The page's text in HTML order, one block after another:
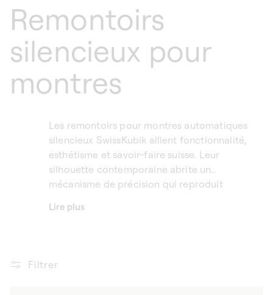
Remontoirs
silencieux pour
montres
Les remontoirs pour montres automatiques
silencieux SwissKubik allient fonctionnalité,
esthétisme et savoir-faire suisse. Leur
silhouette contemporaine abrite un
mécanisme de précision qui reproduit
poignet, maintenant chaque garde-temps en
Lire plus
Filtrer